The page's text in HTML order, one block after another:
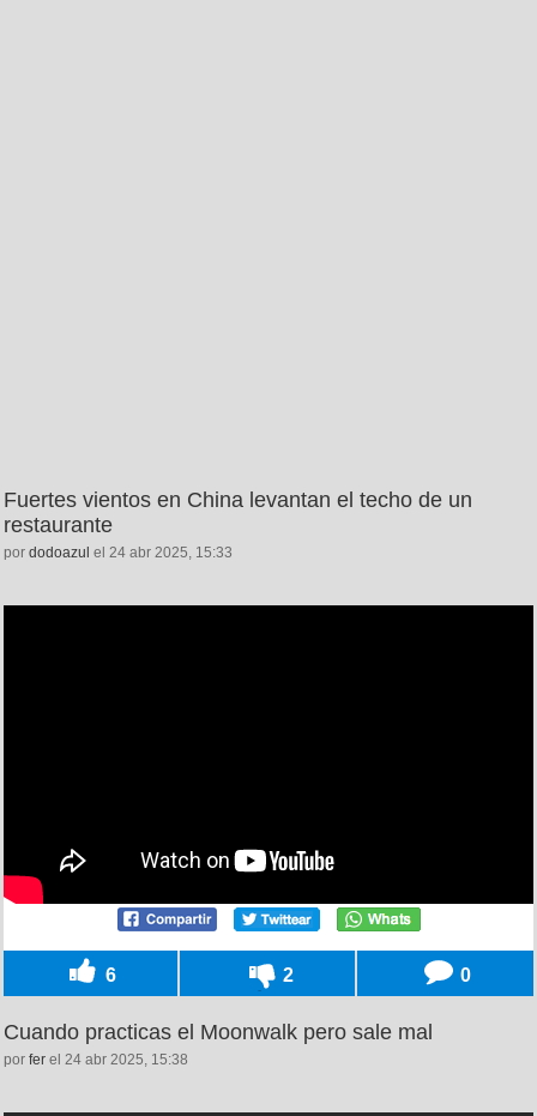
Fuertes vientos en China levantan el techo de un
restaurante
por dodoazul el 24 abr 2025, 15:33
6 2 0
Cuando practicas el Moonwalk pero sale mal
por fer el 24 abr 2025, 15:38